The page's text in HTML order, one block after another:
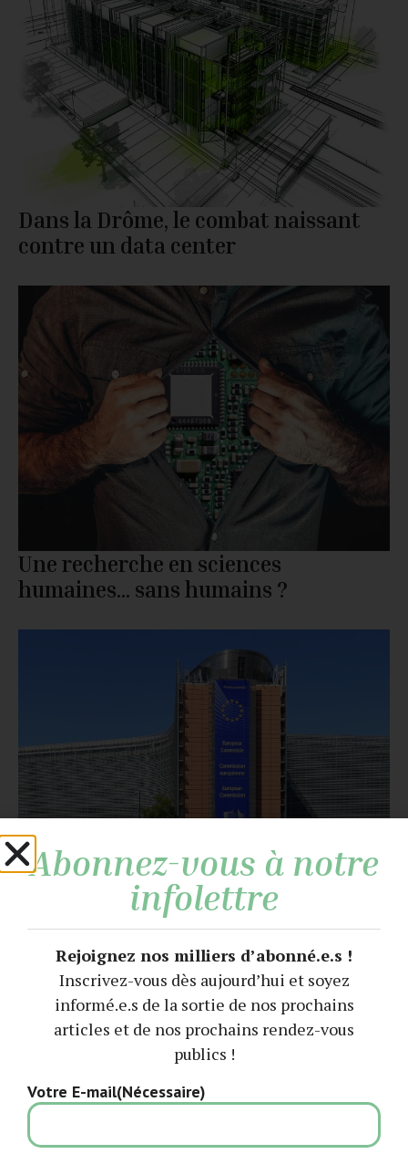
Dans la Drôme, le combat naissant
contre un data center
Une recherche en sciences
humaines… sans humains ?
Le nouvel horizon (libéral) de la
recherche européenne
Abonnez-vous à notre
infolettre
Rejoignez nos milliers d’abonné.e.s !
Inscrivez-vous dès aujourd’hui et soyez
informé.e.s de la sortie de nos prochains
articles et de nos prochains rendez-vous
publics !
Votre E-mail(Nécessaire)